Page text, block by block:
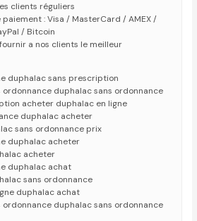
clients réguliers
: Visa / MasterCard / AMEX /
/ Bitcoin
a nos clients le meilleur
duphalac sans prescription
ordonnance duphalac sans ordonnance
acheter duphalac en ligne
duphalac acheter
sans ordonnance prix
duphalac acheter
acheter
duphalac achat
sans ordonnance
duphalac achat
ordonnance duphalac sans ordonnance